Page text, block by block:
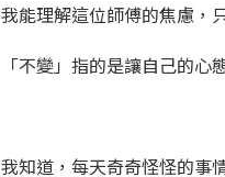
我能理解這位師傅的焦慮，
「不變」指的是讓自己的
我知道，每天奇奇怪怪的事